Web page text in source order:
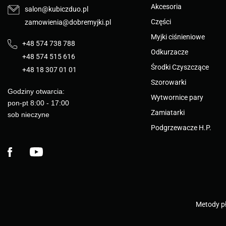
salon@kubiczduo.pl
zamowienia@dobremyjki.pl
+48 574 738 788
+48 574 515 616
+48 18 307 01 01
Godziny otwarcia:
pon-pt 8:00 - 17:00
sob nieczyne
Akcesoria
Części
Myjki ciśnieniowe
Odkurzacze
Środki Czyszczące
Szorowarki
Wytwornice pary
Zamiatarki
Podgrzewacze H.P.
Facebook
Metody